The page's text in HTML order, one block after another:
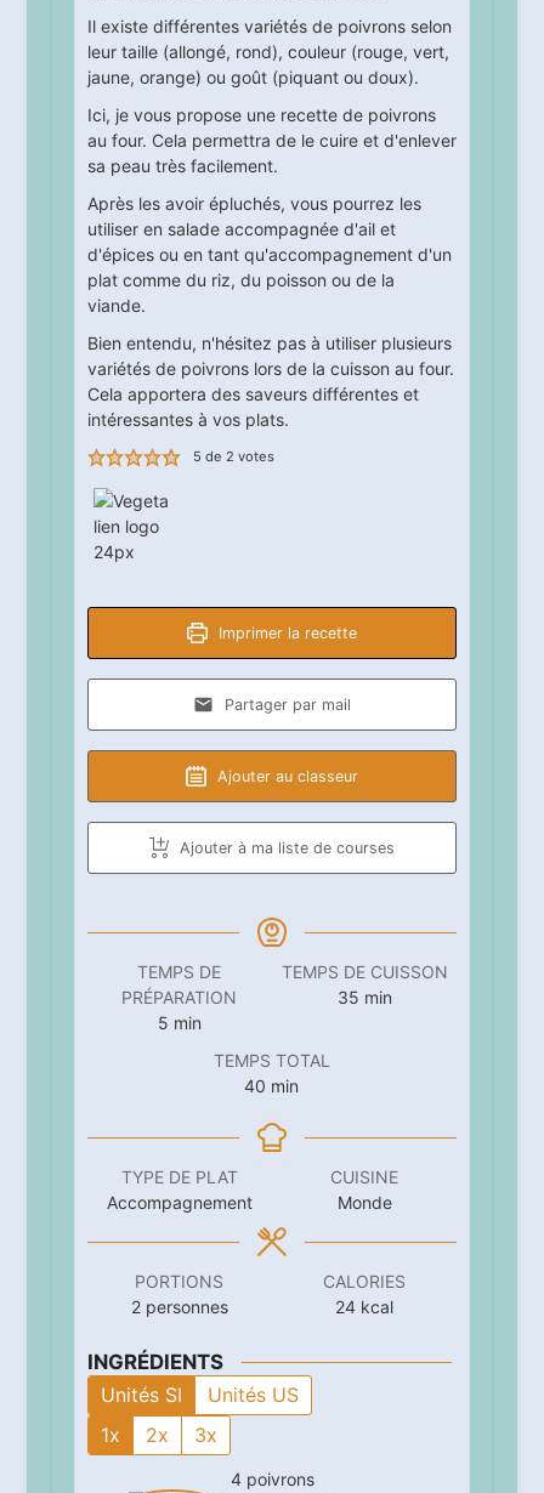
Il existe différentes variétés de poivrons selon
leur taille (allongé, rond), couleur (rouge, vert,
jaune, orange) ou goût (piquant ou doux).
Ici, je vous propose une recette de poivrons
au four. Cela permettra de le cuire et d'enlever
sa peau très facilement.
Après les avoir épluchés, vous pourrez les
utiliser en salade accompagnée d'ail et
d'épices ou en tant qu'accompagnement d'un
plat comme du riz, du poisson ou de la
viande.
Bien entendu, n'hésitez pas à utiliser plusieurs
variétés de poivrons lors de la cuisson au four.
Cela apportera des saveurs différentes et
intéressantes à vos plats.
5 de 2 votes
Imprimer la recette
Partager par mail
Ajouter au classeur
Ajouter à ma liste de courses
TEMPS DE
PRÉPARATION
5minutes
min
TEMPS DE CUISSON
35minutes
min
TEMPS TOTAL
40 minutes
min
TYPE DE PLAT
Accompagnement
CUISINE
Monde
PORTIONS
2 personnes
CALORIES
24 kcal
INGRÉDIENTS
Unités SI
Unités US
1x
2x 3x
4 poivrons